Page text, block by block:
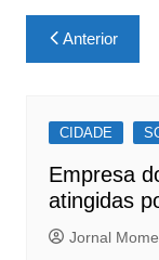
c
e
o
o
k
at
s
p
p
Navegação
de
Anterior
CIDADE
Empresa
atingidas
Jornal